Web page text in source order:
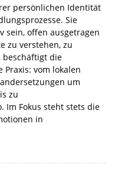
persönlichen Identität
Sie
sein, offen ausgetragen
zu verstehen, zu
beschäftigt die
vom lokalen
um
zu
Im Fokus steht stets die
in